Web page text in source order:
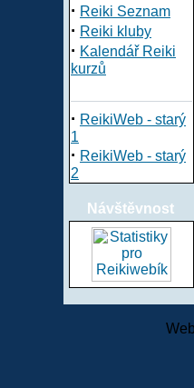
· Reiki Seznam
· Reiki kluby
· Kalendář Reiki
kurzů
· ReikiWeb - starý
1
· ReikiWeb - starý
2
Návštěvnost